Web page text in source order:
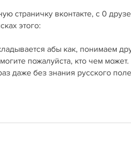
страничку вконтакте, с 0
этого:
абы как, понимаем
пожалуйста, кто чем
даже без знания русского